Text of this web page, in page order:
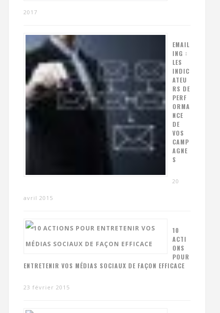
2017
EMAIL
ING :
LES
INDIC
ATEU
RS DE
PERF
ORMA
NCE
DE
VOS
CAMP
AGNE
S
20
avril 2015
10
ACTI
ONS
POUR
ENTRETENIR VOS MÉDIAS SOCIAUX DE FAÇON EFFICACE
23 février 2015